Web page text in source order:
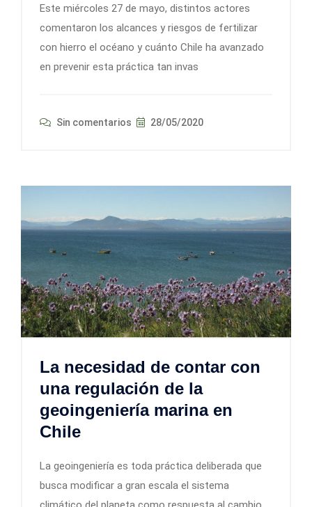
Este miércoles 27 de mayo, distintos actores
comentaron los alcances y riesgos de fertilizar
con hierro el océano y cuánto Chile ha avanzado
en prevenir esta práctica tan invas
Sin comentarios 28/05/2020
La necesidad de contar con
una regulación de la
geoingeniería marina en
Chile
La geoingeniería es toda práctica deliberada que
busca modificar a gran escala el sistema